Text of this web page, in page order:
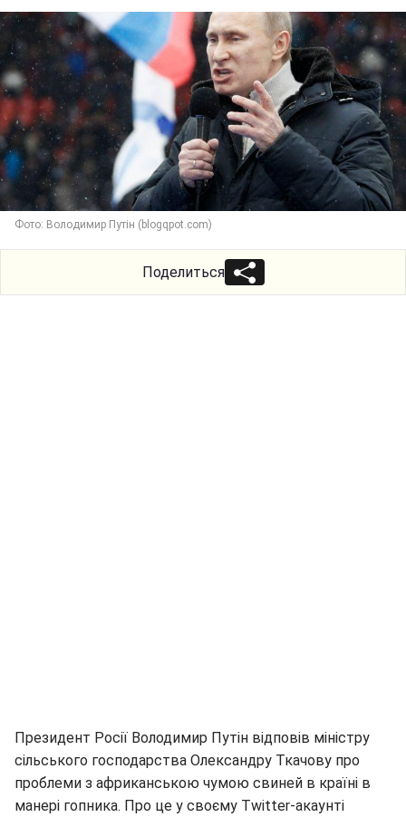
Фото: Володимир Путін (blogqpot.com)
Поделиться
Президент Росії Володимир Путін відповів міністру
сільського господарства Олександру Ткачову про
проблеми з африканською чумою свиней в країні в
манері гопника. Про це у своєму Twitter-акаунті